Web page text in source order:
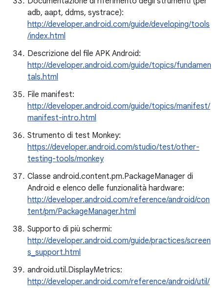
adb, aapt, ddms, systrace):
http://developer.android.com/guide/developing/tools
/index.html
Descrizione del file APK Android:
http://developer.android.com/guide/topics/fundamen
tals.html
File manifest:
http://developer.android.com/guide/topics/manifest/
manifest-intro.html
Strumento di test Monkey:
https://developer.android.com/studio/test/other-
testing-tools/monkey
Classe android.content.pm.PackageManager di
Android e elenco delle funzionalità hardware:
http://developer.android.com/reference/android/con
tent/pm/PackageManager.html
Supporto di più schermi:
http://developer.android.com/guide/practices/screen
s_support.html
android.util.DisplayMetrics:
http://developer.android.com/reference/android/util/